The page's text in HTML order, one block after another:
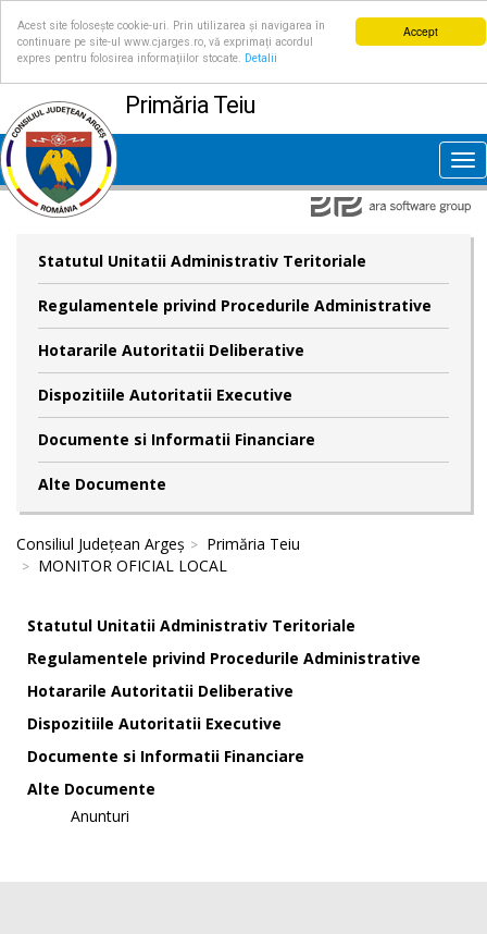
Accept
Acest site folosește cookie-uri. Prin utilizarea și navigarea în
continuare pe site-ul www.cjarges.ro, vă exprimați acordul
expres pentru folosirea informațiilor stocate.
Detalii
Primăria Teiu
Statutul Unitatii Administrativ Teritoriale
Regulamentele privind Procedurile Administrative
Hotararile Autoritatii Deliberative
Dispozitiile Autoritatii Executive
Documente si Informatii Financiare
Alte Documente
Consiliul Județean Argeș
Primăria Teiu
MONITOR OFICIAL LOCAL
Statutul Unitatii Administrativ Teritoriale
Regulamentele privind Procedurile Administrative
Hotararile Autoritatii Deliberative
Dispozitiile Autoritatii Executive
Documente si Informatii Financiare
Alte Documente
Anunturi